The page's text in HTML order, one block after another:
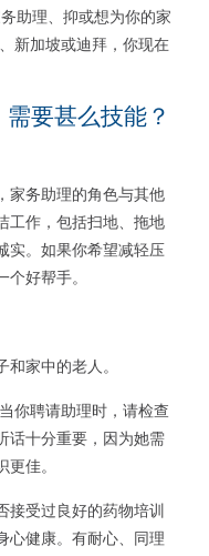
助理、抑或想为你的家
新加坡或迪拜，你现在
要甚么技能？
家务助理的角色与其他
工作，包括扫地、拖地
实。如果你希望减轻压
好帮手。
家中的老人。
你聘请助理时，请检查
话十分重要，因为她需
佳。
接受过良好的药物培训
心健康。有耐心、同理